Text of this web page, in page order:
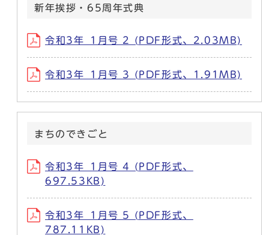
新年挨拶・65周年式典
令和3年_1月号 2 (PDF形式、2.03MB)
令和3年_1月号 3 (PDF形式、1.91MB)
まちのできごと
令和3年_1月号 4 (PDF形式、
697.53KB)
令和3年_1月号 5 (PDF形式、
787.11KB)